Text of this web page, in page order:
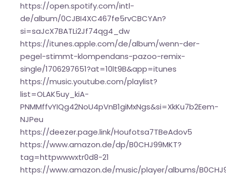
https://open.spotify.com/intl-
de/album/0CJBI4XC467fe5rvCBCYAn?
si=saJcX7BATLi2Jf74qg4_dw
https://itunes.apple.com/de/album/wenn-der-
pegel-stimmt-klompendans-pazoo-remix-
single/1706297651?at=10lt9B&app=itunes
https://music.youtube.com/playlist?
list=OLAK5uy_kiA-
PNMMffvYIQg42NoU4pVnB1giMxNgs&si=XkKu7b2Eem-
NJPeu
https://deezer.page.link/Houfotsa7TBeAdov5
https://www.amazon.de/dp/B0CHJ99MKT?
tag=httpwwwxtr0d8-21
https://www.amazon.de/music/player/albums/